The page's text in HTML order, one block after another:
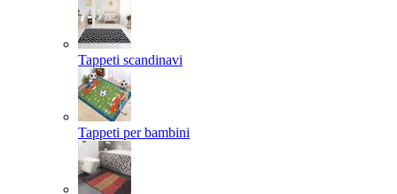
Tappeti scandinavi
Tappeti per bambini